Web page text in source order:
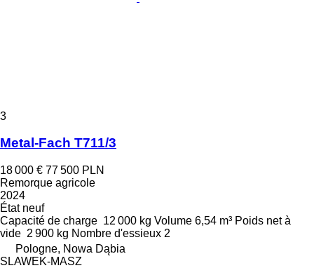
3
Metal-Fach T711/3
18 000 € 77 500 PLN
Remorque agricole
2024
Étatneuf
Capacité de charge 12 000 kg Volume 6,54 m³ Poids net à
vide 2 900 kg Nombre d'essieux 2
Pologne, Nowa Dąbia
SLAWEK-MASZ